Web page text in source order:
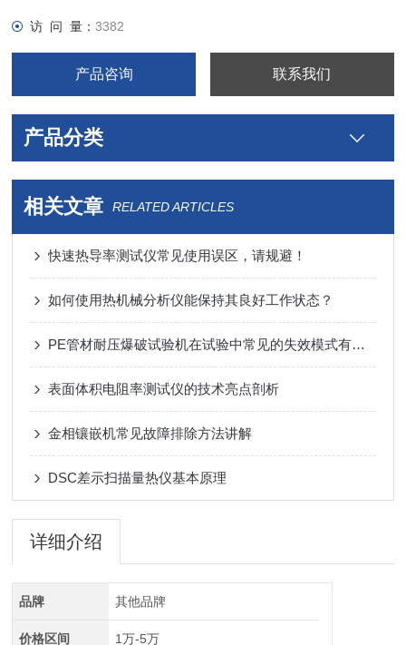
访 问 量：3382
产品咨询 联系我们
产品分类
相关文章 RELATED ARTICLES
快速热导率测试仪常见使用误区，请规避！
如何使用热机械分析仪能保持其良好工作状态？
PE管材耐压爆破试验机在试验中常见的失效模式有哪些？
表面体积电阻率测试仪的技术亮点剖析​
金相镶嵌机常见故障排除方法讲解
DSC差示扫描量热仪基本原理
详细介绍
品牌 其他品牌
价格区间 1万-5万